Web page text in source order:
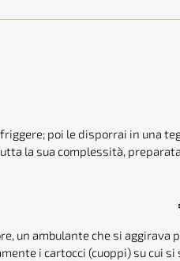
poi le disporrai in una
la sua complessità,
un ambulante che si aggirava
i cartocci (cuoppi) su cui si